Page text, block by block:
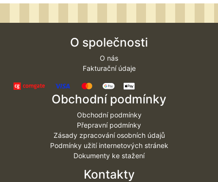
O společnosti
O nás
Fakturační údaje
Obchodní podmínky
Obchodní podmínky
Přepravní podmínky
Zásady zpracování osobních údajů
Podmínky užití internetových stránek
Dokumenty ke stažení
Kontakty